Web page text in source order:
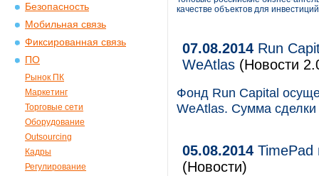
Безопасность
Мобильная связь
Фиксированная связь
ПО
Рынок ПК
Маркетинг
Торговые сети
Оборудование
Outsourcing
Кадры
Регулирование
качестве объектов для
07.08.2014 Run
WeAtlas (Новости
Фонд Run Capital
WeAtlas. Сумма
05.08.2014 TimePad
(Новости)